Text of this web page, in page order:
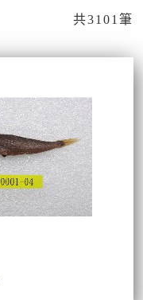
共3101筆